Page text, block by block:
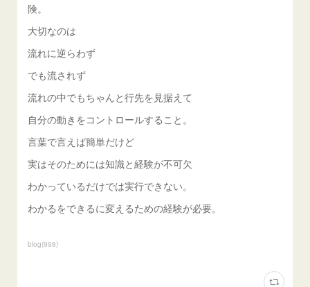
険。
大切なのは
流れに逆らわず
でも流されず
流れの中でもちゃんと行先を見据えて
自分の動きをコントロールすること。
言葉で言えば簡単だけど
実はそのためには知識と経験が不可欠
わかっているだけでは実行できない。
わかるをできるに変えるための経験が必要。
blog(998)